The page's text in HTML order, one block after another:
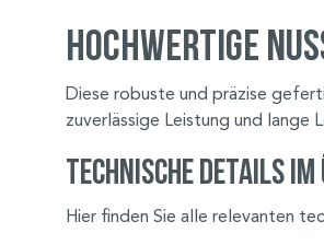
Hochwertige
Diese robuste und präzise
zuverlässige Leistung und lange
Technische Details
Hier finden Sie alle relevanten